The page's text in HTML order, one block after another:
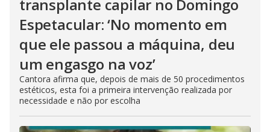
transplante capilar no Domingo
Espetacular: ‘No momento em
que ele passou a máquina, deu
um engasgo na voz’
Cantora afirma que, depois de mais de 50 procedimentos
estéticos, esta foi a primeira intervenção realizada por
necessidade e não por escolha